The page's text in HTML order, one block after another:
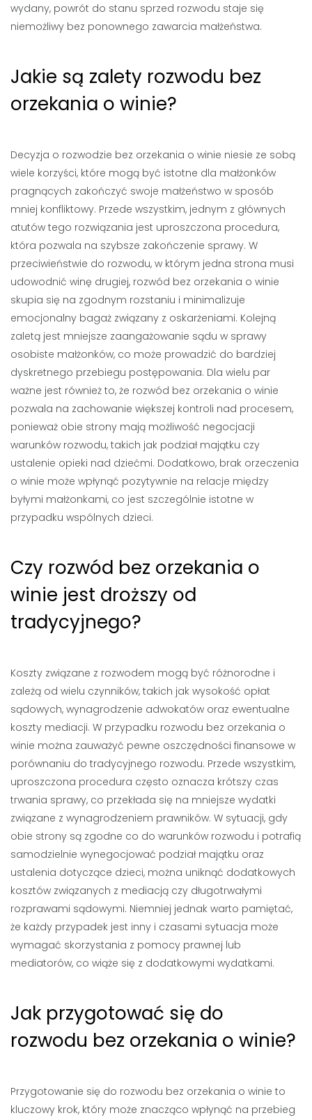
wydany, powrót do stanu sprzed rozwodu staje się
niemożliwy bez ponownego zawarcia małżeństwa.
Jakie są zalety rozwodu bez
orzekania o winie?
Decyzja o rozwodzie bez orzekania o winie niesie ze sobą
wiele korzyści, które mogą być istotne dla małżonków
pragnących zakończyć swoje małżeństwo w sposób
mniej konfliktowy. Przede wszystkim, jednym z głównych
atutów tego rozwiązania jest uproszczona procedura,
która pozwala na szybsze zakończenie sprawy. W
przeciwieństwie do rozwodu, w którym jedna strona musi
udowodnić winę drugiej, rozwód bez orzekania o winie
skupia się na zgodnym rozstaniu i minimalizuje
emocjonalny bagaż związany z oskarżeniami. Kolejną
zaletą jest mniejsze zaangażowanie sądu w sprawy
osobiste małżonków, co może prowadzić do bardziej
dyskretnego przebiegu postępowania. Dla wielu par
ważne jest również to, że rozwód bez orzekania o winie
pozwala na zachowanie większej kontroli nad procesem,
ponieważ obie strony mają możliwość negocjacji
warunków rozwodu, takich jak podział majątku czy
ustalenie opieki nad dziećmi. Dodatkowo, brak orzeczenia
o winie może wpłynąć pozytywnie na relacje między
byłymi małżonkami, co jest szczególnie istotne w
przypadku wspólnych dzieci.
Czy rozwód bez orzekania o
winie jest droższy od
tradycyjnego?
Koszty związane z rozwodem mogą być różnorodne i
zależą od wielu czynników, takich jak wysokość opłat
sądowych, wynagrodzenie adwokatów oraz ewentualne
koszty mediacji. W przypadku rozwodu bez orzekania o
winie można zauważyć pewne oszczędności finansowe w
porównaniu do tradycyjnego rozwodu. Przede wszystkim,
uproszczona procedura często oznacza krótszy czas
trwania sprawy, co przekłada się na mniejsze wydatki
związane z wynagrodzeniem prawników. W sytuacji, gdy
obie strony są zgodne co do warunków rozwodu i potrafią
samodzielnie wynegocjować podział majątku oraz
ustalenia dotyczące dzieci, można uniknąć dodatkowych
kosztów związanych z mediacją czy długotrwałymi
rozprawami sądowymi. Niemniej jednak warto pamiętać,
że każdy przypadek jest inny i czasami sytuacja może
wymagać skorzystania z pomocy prawnej lub
mediatorów, co wiąże się z dodatkowymi wydatkami.
Jak przygotować się do
rozwodu bez orzekania o winie?
Przygotowanie się do rozwodu bez orzekania o winie to
kluczowy krok, który może znacząco wpłynąć na przebieg